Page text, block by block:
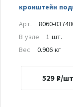
кронштейн
Арт.
8060-
В узле
1 шт.
Вес
0.906 кг
529 ₽/шт